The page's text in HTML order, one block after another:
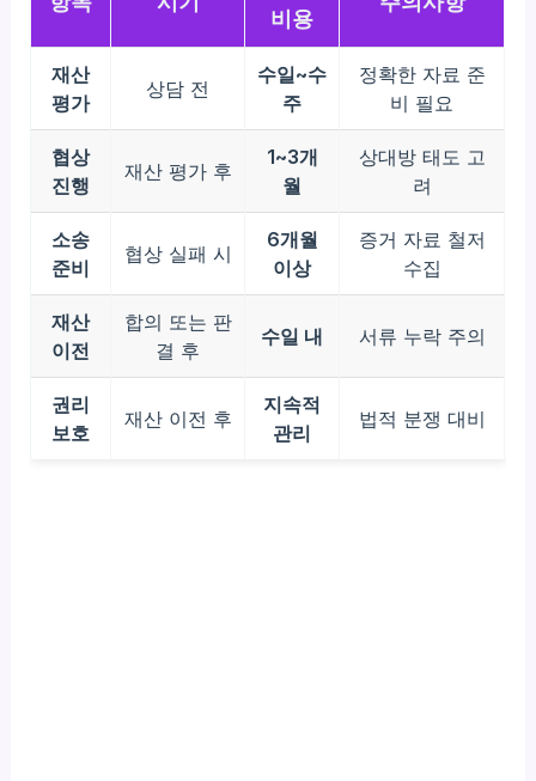
비용
재산
평가
상담 전
수일~수
주
정확한 자료 준
비 필요
협상
진행
재산 평가 후
1~3개
월
상대방 태도 고
려
소송
준비
협상 실패 시
6개월
이상
증거 자료 철저
수집
재산
이전
합의 또는 판
결 후
수일 내 서류 누락 주의
권리
보호
재산 이전 후
지속적
관리
법적 분쟁 대비